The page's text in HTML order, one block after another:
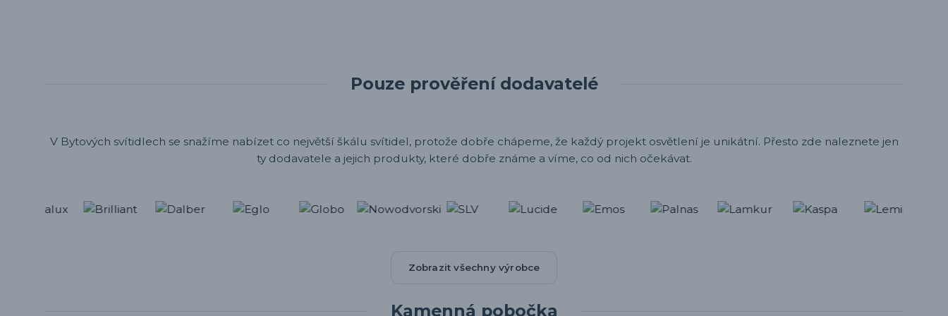
Pouze prověření dodavatelé
V Bytových svítidlech se snažíme nabízet co největší škálu svítidel, protože dobře chápeme, že každý projekt osvětlení je unikátní. Přesto zde naleznete jen
ty dodavatele a jejich produkty, které dobře známe a víme, co od nich očekávat.
Zobrazit všechny výrobce
Kamenná pobočka